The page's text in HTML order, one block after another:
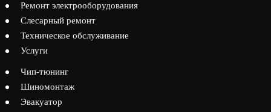
Ремонт электрооборудования
Слесарный ремонт
Техническое обслуживание
Услуги
Чип-тюнинг
Шиномонтаж
Эвакуатор